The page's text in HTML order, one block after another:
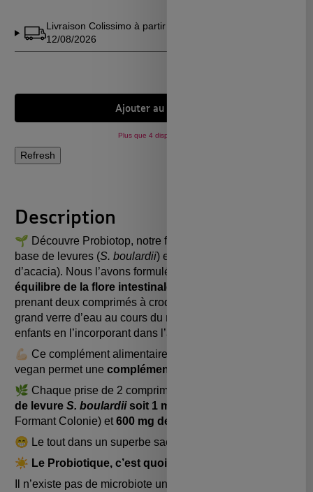
Livraison Colissimo à partir du
12/08/2026
Ajouter au panier
Plus que 4 disponibles !
Description
🌱 Découvre Probiotop, notre formule bio innovante à
base de levures (S. boulardii) et de fibres (gomme
d’acacia). Nous l’avons formulé
équilibre de la flore intestinale
prenant deux comprimés à croquer ou à avaler avec un
grand verre d’eau au cours du repas ou soit pour les
enfants en l’incorporant dans l’alimentation.
💪🏻 Ce complément alimentaire naturel, biologique et
vegan permet une complémentation durant 45 jours.
🌿 Chaque prise de 2 comprimés, vous apporte
de levure S. boulardiisoit 1 milliard d’UFC
Formant Colonie) et600 mg de fibres
😁 Le tout dans un superbe sachet
☀️ Le Probiotique, c’est quoi ?
Il n’existe pas de microbiote universel, et nous avons